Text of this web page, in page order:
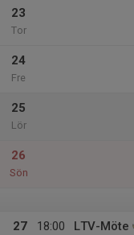
23
Tor
24
Fre
25
Lör
26
Sön
27
18:00
LTV-Möte